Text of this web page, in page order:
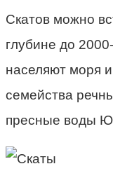
Скатов можно
глубине до
населяют моря
семейства
пресные воды